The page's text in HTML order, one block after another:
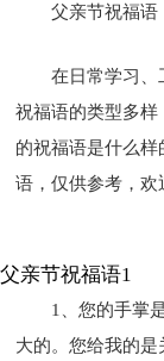
父亲节祝福语
在日常学习、
祝福语的类型多
的祝福语是什么
语，仅供参考，欢
父亲节祝福语1
1、您的手掌
大的。您给我的